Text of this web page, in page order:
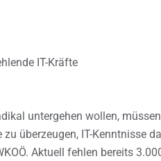
IT-Kräfte
untergehen wollen,
zu überzeugen, IT-Kenntnisse
Aktuell fehlen bereits